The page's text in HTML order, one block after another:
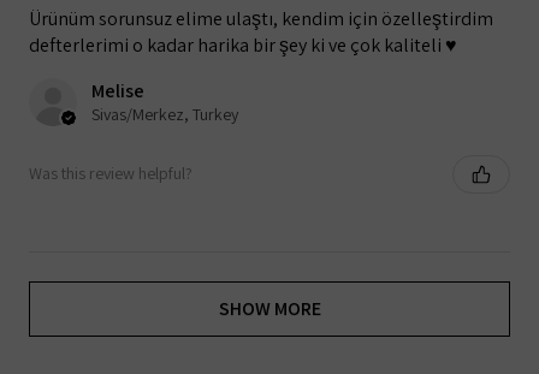
Ürünüm sorunsuz elime ulaştı, kendim için özelleştirdim
defterlerimi o kadar harika bir şey ki ve çok kaliteli ♥️
Melise
Sivas/Merkez, Turkey
Was this review helpful?
SHOW MORE